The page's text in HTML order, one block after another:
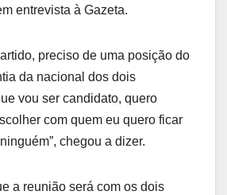
entrevista à Gazeta.
preciso de uma posição do
da nacional dos dois
vou ser candidato, quero
com quem eu quero ficar
chegou a dizer.
a reunião será com os dois